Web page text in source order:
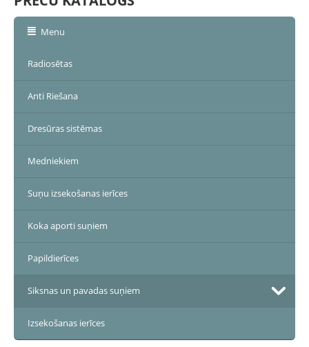
Menu
Radiosētas
Anti Riešana
Dresūras sistēmas
Medniekiem
Suņu izsekošanas ierīces
Koka aporti suņiem
Papildierīces
Siksnas un pavadas suņiem
Izsekošanas ierīces